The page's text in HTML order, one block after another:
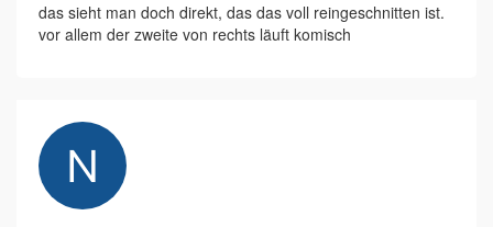
das sieht man doch direkt, das das voll reingeschnitten ist.
vor allem der zweite von rechts läuft komisch